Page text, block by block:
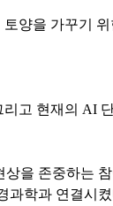
양을 가꾸기
고 현재의 AI
을 존중하는
학과 연결시